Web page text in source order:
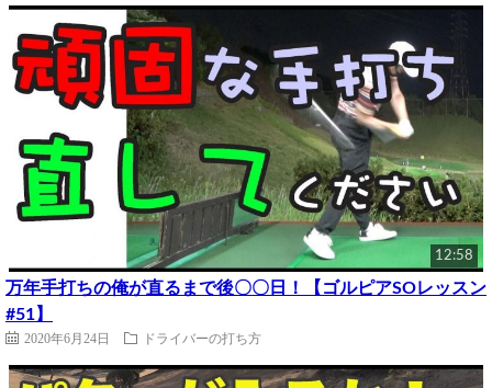
12:58
万年手打ちの俺が直るまで後〇〇日！【ゴルピアSOレッスン
#51】
2020年6月24日 ドライバーの打ち方